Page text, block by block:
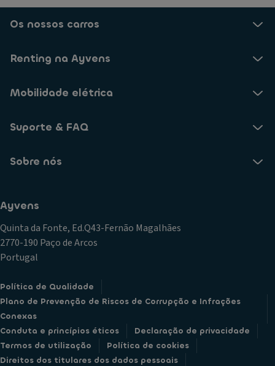
Os nossos carros
Renting na Ayvens
Mobilidade elétrica
Suporte & FAQ
Sobre nós
Ayvens
Quinta da Fonte, Ed.Q43-Fernão Magalhães
2770-190 Paço de Arcos
Portugal
Política de Qualidade
Plano de Prevenção de Riscos de Corrupção e Infrações
Conexas
Conduta e princípios éticos
Declaração de privacidade
Termos de utilização
Política de cookies
Direitos dos titulares dos dados pessoais